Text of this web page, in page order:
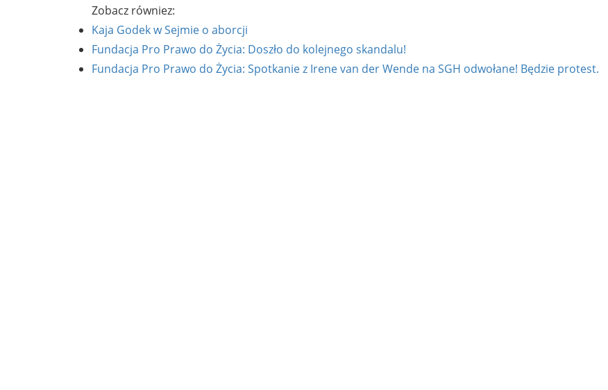
Zobacz równiez:
Kaja Godek w Sejmie o aborcji
Fundacja Pro Prawo do Życia: Doszło do kolejnego skandalu!
Fundacja Pro Prawo do Życia: Spotkanie z Irene van der Wende na SGH odwołane! Będzie protest.